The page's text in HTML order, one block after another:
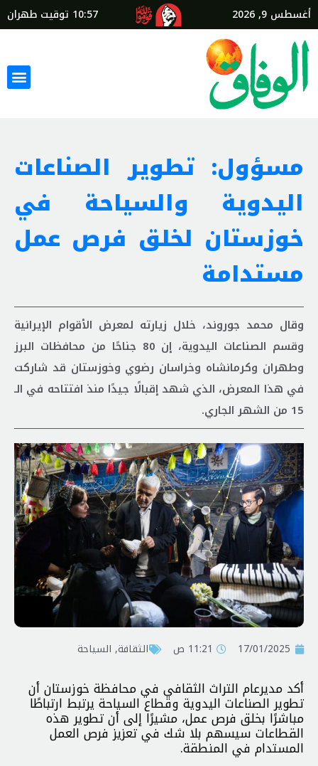
أغسطس 9, 2026 10:57 توقيت طهران
مسؤول: تطوير الصناعات
اليدوية والسياحة في
خوزستان لخلق فرص عمل
مستدامة
وقال محمد جوروند، خلال زيارته لمعرض الأقوام الإيرانية
وقسم الصناعات اليدوية، إن 80 جناحًا من محافظات البرز
وطهران وكرمانشاه وخراسان رضوي وخوزستان قد شاركت
في هذا المعرض، الذي شهد إقبالًا جيدًا منذ افتتاحه في الـ
15 من الشهر الجاري.
17/01/2025 11:21 ص الثقافة, السياحة
أكد مديرعام التراث الثقافي في محافظة خوزستان أن
تطوير الصناعات اليدوية وقطاع السياحة يرتبط ارتباطًا
مباشرًا بخلق فرص عمل، مشيرًا إلى أن تطوير هذه
القطاعات سيسهم بلا شك في تعزيز فرص العمل
المستدام في المنطقة.